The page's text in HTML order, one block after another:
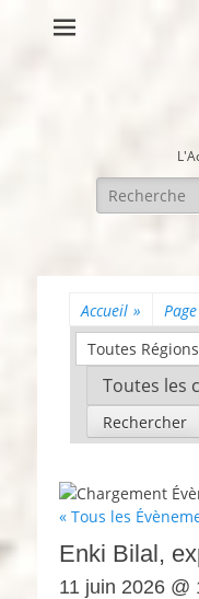
Recherche
pour:
Accueil » Page
Toutes Régions
« Tous les
Enki Bilal,
11 juin 2026 @